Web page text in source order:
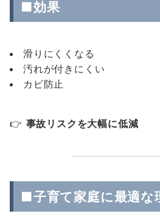
■効果
滑りにくくなる
汚れが付きにくい
カビ防止
👉 事故リスクを大幅に低減
■子育て家庭に最適な